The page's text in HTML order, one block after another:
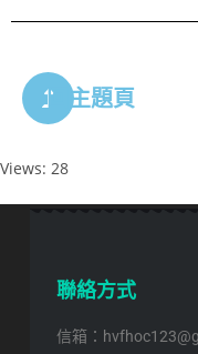
回主題頁
Views: 28
聯絡方式
信箱：